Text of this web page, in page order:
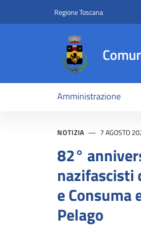
Comune di
Regione ToscanaSlim
Amministrazione
Contenuti
NOTIZIA 7 AGOSTO
82°
nazifascisti
e Consuma
Pelago